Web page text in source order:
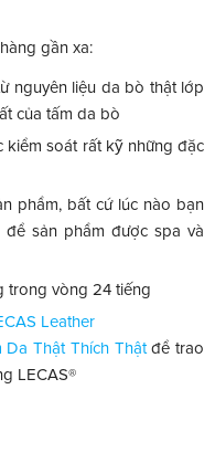
gần xa:
nguyên liệu da bò thật lớp
của tấm da bò
kiểm soát rất kỹ những đặc
phẩm, bất cứ lúc nào bạn
sản phẩm được spa và
trong vòng 24 tiếng
Leather
Da Thật Thích Thậtđể trao
LECAS®